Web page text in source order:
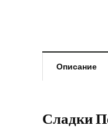
Описание
Сладки